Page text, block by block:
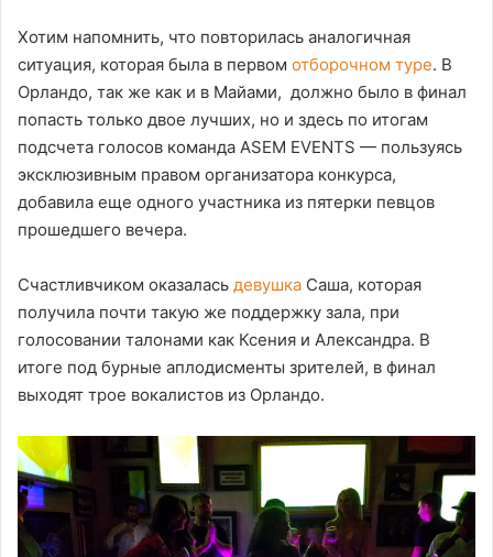
Хотим напомнить, что повторилась аналогичная
ситуация, которая была в первом отборочном туре. В
Орландо, так же как и в Майами, должно было в финал
попасть только двое лучших, но и здесь по итогам
подсчета голосов команда ASEM EVENTS — пользуясь
эксклюзивным правом организатора конкурса,
добавила еще одного участника из пятерки певцов
прошедшего вечера.
Счастливчиком оказалась девушка Саша, которая
получила почти такую же поддержку зала, при
голосовании талонами как Ксения и Александра. В
итоге под бурные аплодисменты зрителей, в финал
выходят трое вокалистов из Орландо.